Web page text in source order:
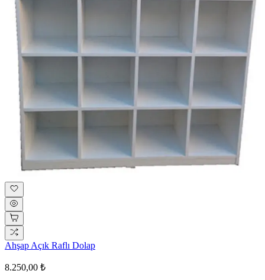
Ahşap Açık Raflı Dolap
8.250,00 ₺